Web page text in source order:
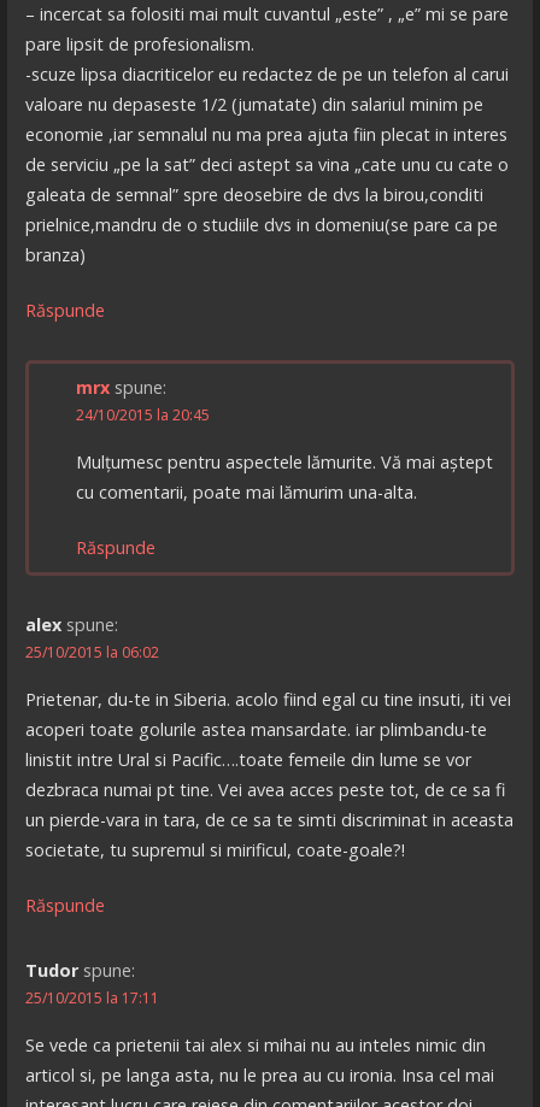
– incercat sa folositi mai mult cuvantul „este” , „e” mi se pare
pare lipsit de profesionalism.
-scuze lipsa diacriticelor eu redactez de pe un telefon al carui
valoare nu depaseste 1/2 (jumatate) din salariul minim pe
economie ,iar semnalul nu ma prea ajuta fiin plecat in interes
de serviciu „pe la sat” deci astept sa vina „cate unu cu cate o
galeata de semnal” spre deosebire de dvs la birou,conditi
prielnice,mandru de o studiile dvs in domeniu(se pare ca pe
branza)
Răspunde
mrx spune:
24/10/2015 la 20:45
Mulțumesc pentru aspectele lămurite. Vă mai aștept
cu comentarii, poate mai lămurim una-alta.
Răspunde
alex spune:
25/10/2015 la 06:02
Prietenar, du-te in Siberia. acolo fiind egal cu tine insuti, iti vei
acoperi toate golurile astea mansardate. iar plimbandu-te
linistit intre Ural si Pacific….toate femeile din lume se vor
dezbraca numai pt tine. Vei avea acces peste tot, de ce sa fi
un pierde-vara in tara, de ce sa te simti discriminat in aceasta
societate, tu supremul si mirificul, coate-goale?!
Răspunde
Tudor spune:
25/10/2015 la 17:11
Se vede ca prietenii tai alex si mihai nu au inteles nimic din
articol si, pe langa asta, nu le prea au cu ironia. Insa cel mai